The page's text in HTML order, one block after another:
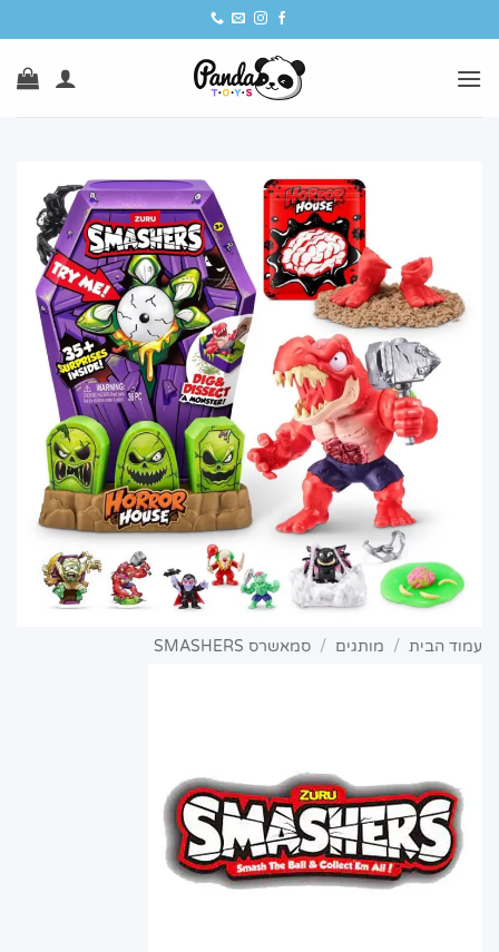
to
content
עמוד הבית / מותגים / סמאשרס SMASHERS